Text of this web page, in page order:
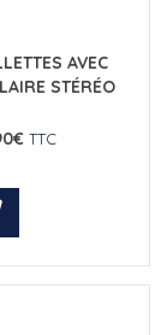
AVEC
STÉRÉO
€ TTC